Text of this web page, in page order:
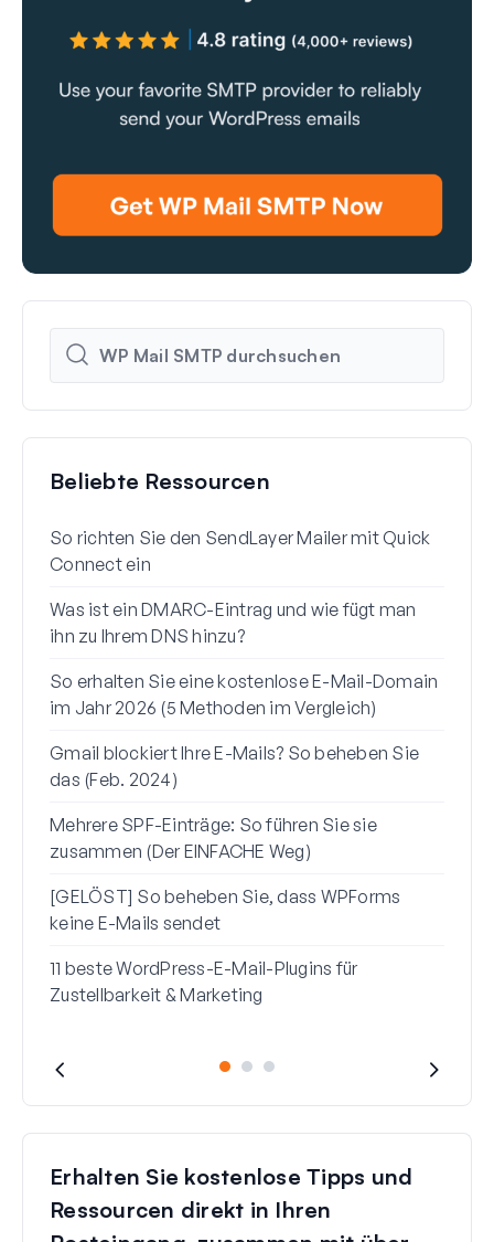
Beliebte Ressourcen
So richten Sie den SendLayer Mailer mit Quick
Connect ein
Was ist ein DMARC-Eintrag und wie fügt man
ihn zu Ihrem DNS hinzu?
So erhalten Sie eine kostenlose E-Mail-Domain
im Jahr 2026 (5 Methoden im Vergleich)
Gmail blockiert Ihre E-Mails? So beheben Sie
das (Feb. 2024)
Mehrere SPF-Einträge: So führen Sie sie
zusammen (Der EINFACHE Weg)
[GELÖST] So beheben Sie, dass WPForms
keine E-Mails sendet
11 beste WordPress-E-Mail-Plugins für
Zustellbarkeit & Marketing
Erhalten Sie kostenlose Tipps und
Ressourcen direkt in Ihren